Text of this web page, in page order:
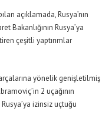
açıklamada, Rusya’nın
Bakanlığının Rusya’ya
çeşitli yaptırımlar
yönelik genişletilmiş
2 uçağının
izinsiz uçtuğu